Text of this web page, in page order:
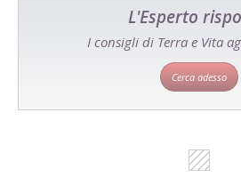
L'Esperto
I consigli di Terra e Vita
Cerca adesso